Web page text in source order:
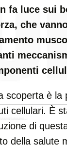
fa luce sui
che
scoperta è la
cellulari. È
di
della salute